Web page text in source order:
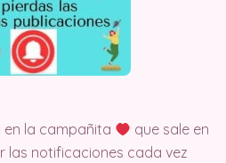
en la campañita
que sale en
las notificaciones cada vez